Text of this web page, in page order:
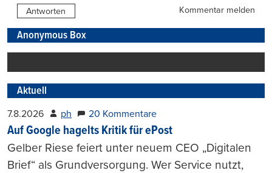
Antworten Kommentar melden
Anonymous Box
Aktuell
7.8.2026 ph 20 Kommentare
Auf Google hagelts Kritik für ePost
Gelber Riese feiert unter neuem CEO „Digitalen
Brief“ als Grundversorgung. Wer Service nutzt,